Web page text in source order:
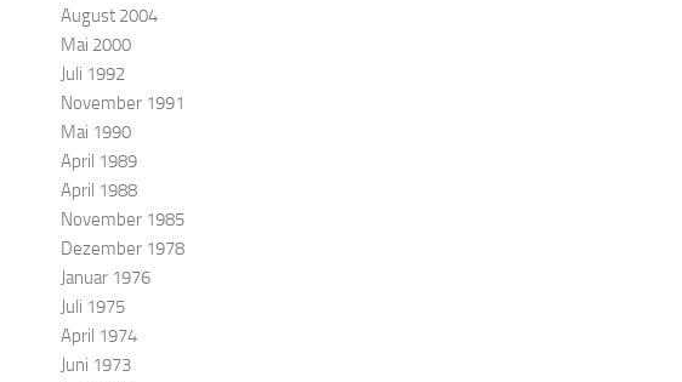
August 2004
Mai 2000
Juli 1992
November 1991
Mai 1990
April 1989
April 1988
November 1985
Dezember 1978
Januar 1976
Juli 1975
April 1974
Juni 1973